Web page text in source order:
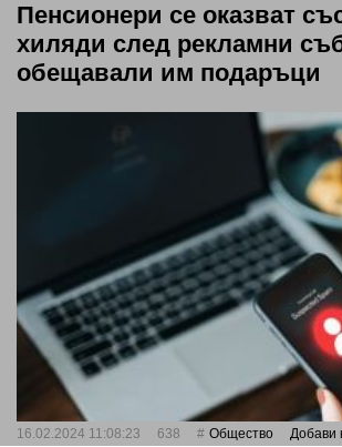
Пенсионери се оказват
хиляди след рекламни
обещавали им подаръци
16.02.2024 11:08:23 638 Общество Добави